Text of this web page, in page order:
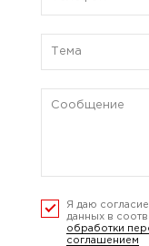
Я даю
данных в
обработки
соглашением